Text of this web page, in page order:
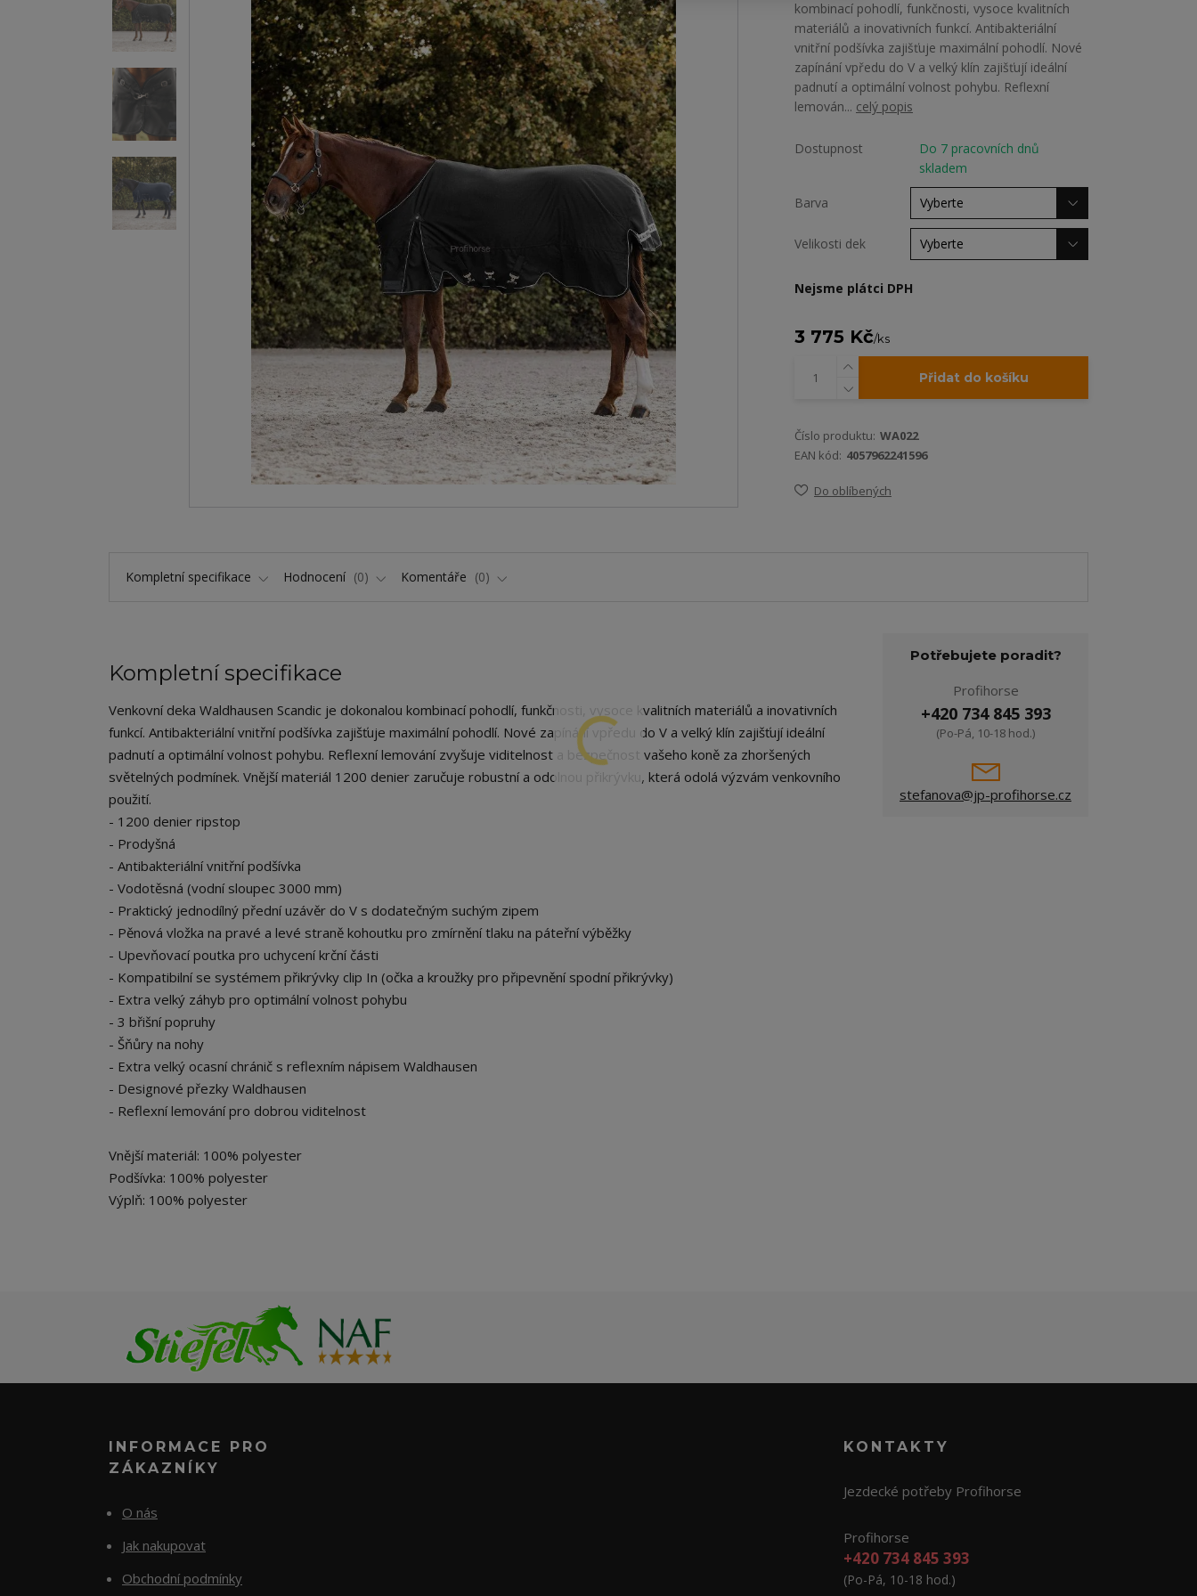
kombinací pohodlí, funkčnosti, vysoce kvalitních
materiálů a inovativních funkcí. Antibakteriální
vnitřní podšívka zajišťuje maximální pohodlí. Nové
zapínání vpředu do V a velký klín zajišťují ideální
padnutí a optimální volnost pohybu. Reflexní
lemován... celý popis
Dostupnost
Do 7 pracovních dnů
skladem
Barva
Velikosti dek
Nejsme plátci DPH
3 775 Kč/ks
Přidat do košíku
Číslo produktu: WA022
EAN kód: 4057962241596
Do oblíbených
Kompletní specifikace Hodnocení 0 Komentáře 0
Kompletní specifikace
Venkovní deka Waldhausen Scandic je dokonalou kombinací pohodlí, funkčnosti, vysoce kvalitních materiálů a inovativních
funkcí. Antibakteriální vnitřní podšívka zajišťuje maximální pohodlí. Nové zapínání vpředu do V a velký klín zajišťují ideální
padnutí a optimální volnost pohybu. Reflexní lemování zvyšuje viditelnost a bezpečnost vašeho koně za zhoršených
světelných podmínek. Vnější materiál 1200 denier zaručuje robustní a odolnou přikrývku, která odolá výzvám venkovního
použití.
- 1200 denier ripstop
- Prodyšná
- Antibakteriální vnitřní podšívka
- Vodotěsná (vodní sloupec 3000 mm)
- Praktický jednodílný přední uzávěr do V s dodatečným suchým zipem
- Pěnová vložka na pravé a levé straně kohoutku pro zmírnění tlaku na páteřní výběžky
- Upevňovací poutka pro uchycení krční části
- Kompatibilní se systémem přikrývky clip In (očka a kroužky pro připevnění spodní přikrývky)
- Extra velký záhyb pro optimální volnost pohybu
- 3 břišní popruhy
- Šňůry na nohy
- Extra velký ocasní chránič s reflexním nápisem Waldhausen
- Designové přezky Waldhausen
- Reflexní lemování pro dobrou viditelnost
Vnější materiál: 100% polyester
Podšívka: 100% polyester
Výplň: 100% polyester
Potřebujete poradit?
Profihorse
+420 734 845 393
(Po-Pá, 10-18 hod.)
stefanova@jp-profihorse.cz
INFORMACE PRO
ZÁKAZNÍKY
O nás
Jak nakupovat
Obchodní podmínky
KONTAKTY
Jezdecké potřeby Profihorse
Profihorse
+420 734 845 393
(Po-Pá, 10-18 hod.)